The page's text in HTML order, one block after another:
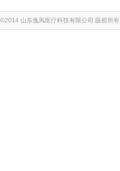
©2014 山东逸风医疗科技有限公司.版权所有